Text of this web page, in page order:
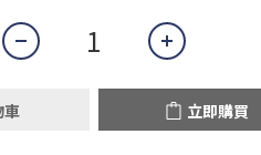
車 立即購買